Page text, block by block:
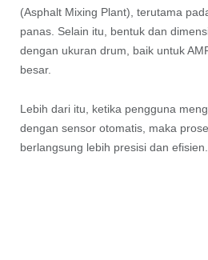
(Asphalt Mixing Plant), terutama
panas. Selain itu, bentuk dan
dengan ukuran drum, baik untuk
besar.
Lebih dari itu, ketika pengguna
dengan sensor otomatis, maka
berlangsung lebih presisi dan efisien.